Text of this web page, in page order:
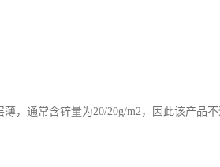
，通常含锌量为20/20g/m2，因此该产品